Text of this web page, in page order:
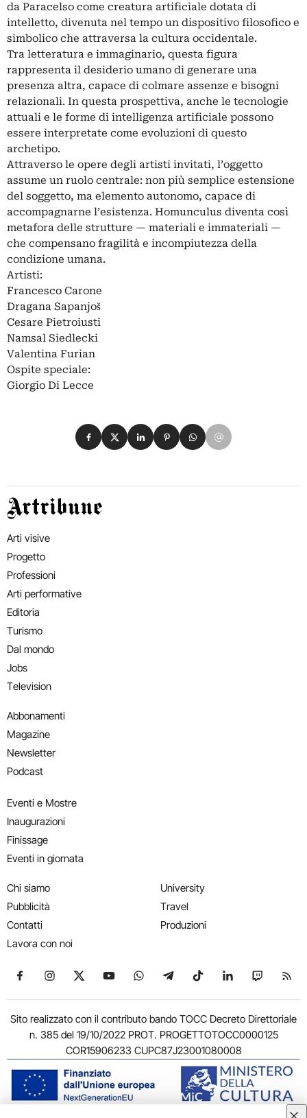
da Paracelso come creatura artificiale dotata di
intelletto, divenuta nel tempo un dispositivo filosofico e
simbolico che attraversa la cultura occidentale.
Tra letteratura e immaginario, questa figura
rappresenta il desiderio umano di generare una
presenza altra, capace di colmare assenze e bisogni
relazionali. In questa prospettiva, anche le tecnologie
attuali e le forme di intelligenza artificiale possono
essere interpretate come evoluzioni di questo
archetipo.
Attraverso le opere degli artisti invitati, l’oggetto
assume un ruolo centrale: non più semplice estensione
del soggetto, ma elemento autonomo, capace di
accompagnarne l’esistenza. Homunculus diventa così
metafora delle strutture — materiali e immateriali —
che compensano fragilità e incompiutezza della
condizione umana.
Artisti:
Francesco Carone
Dragana Sapanjoš
Cesare Pietroiusti
Namsal Siedlecki
Valentina Furian
Ospite speciale:
Giorgio Di Lecce
Condividi su Facebook
Condividi su X
Condividi su LinkedIn
Condividi su Pinterest
Condividi su WhatsApp
Condividi su Email
Artribune
Arti visive
Progetto
Professioni
Arti performative
Editoria
Turismo
Dal mondo
Jobs
Television
Abbonamenti
Magazine
Newsletter
Podcast
Eventi e Mostre
Inaugurazioni
Finissage
Eventi in giornata
Chi siamo
Pubblicità
Contatti
Lavora con noi
University
Travel
Produzioni
Seguici su Facebook
Seguici su Instagram
Seguici su X
Seguici su YouTube
Seguici su WhatsApp
Seguici su Telegram
Seguici su TikTok
Seguici su
Seguici
Sito realizzato con il contributo bando TOCC Decreto Direttoriale
n. 385 del 19/10/2022 PROT. PROGETTOTOCC0000125
COR15906233 CUPC87J23001080008